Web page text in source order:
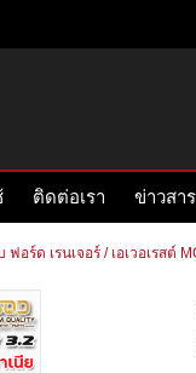
ติดต่อเรา ข่าวสาร
ฟอร์ด เรนเจอร์ / เอเวอเรสต์